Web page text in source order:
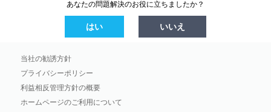
あなたの問題解決のお役に立ちましたか？
はい いいえ
当社の勧誘方針
プライバシーポリシー
利益相反管理方針の概要
ホームページのご利用について